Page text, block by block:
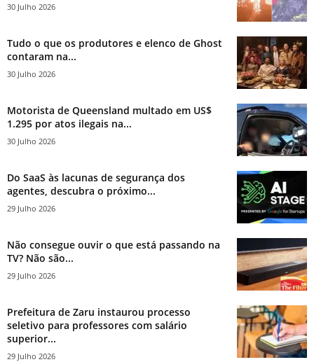
30 Julho 2026
Tudo o que os produtores e elenco de Ghost
contaram na...
30 Julho 2026
Motorista de Queensland multado em US$
1.295 por atos ilegais na...
30 Julho 2026
Do SaaS às lacunas de segurança dos
agentes, descubra o próximo...
29 Julho 2026
Não consegue ouvir o que está passando na
TV? Não são...
29 Julho 2026
Prefeitura de Zaru instaurou processo
seletivo para professores com salário
superior...
29 Julho 2026